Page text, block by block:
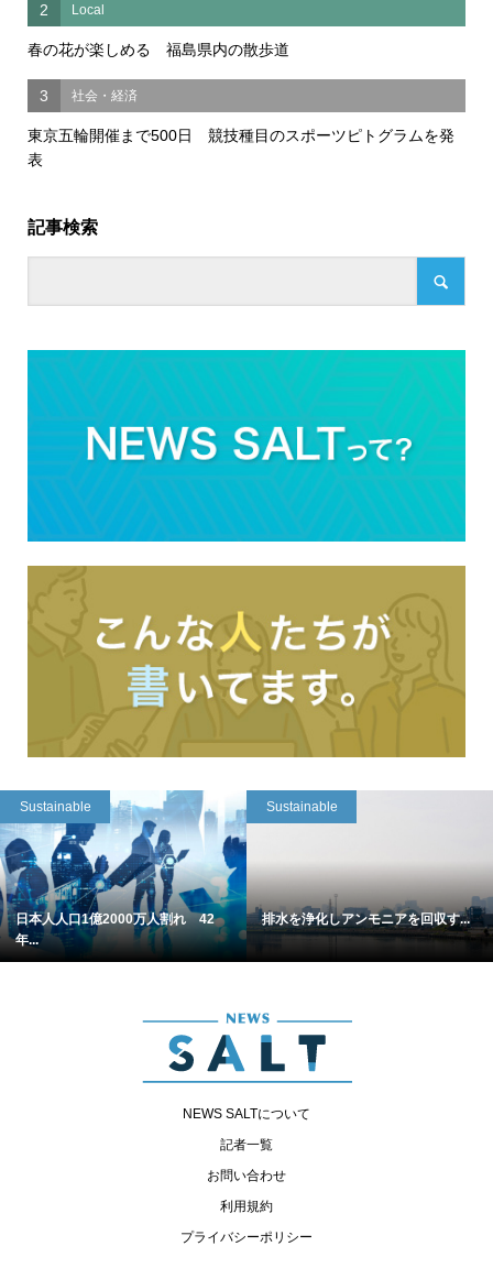
2 Local
春の花が楽しめる 福島県内の散歩道
3 社会・経済
東京五輪開催まで500日 競技種目のスポーツピトグラムを発
表
記事検索
Sustainable
日本人人口1億2000万人割れ 42
年...
Sustainable
排水を浄化しアンモニアを回収す...
NEWS SALTについて
記者一覧
お問い合わせ
利用規約
プライバシーポリシー